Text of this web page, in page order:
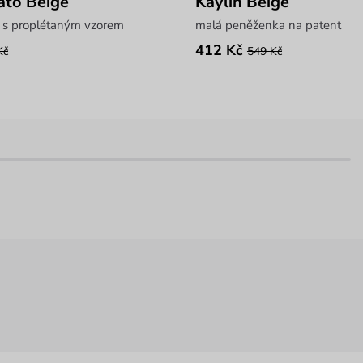
proplétaným vzorem malá peněženka na patent
412 Kč 549 Kč